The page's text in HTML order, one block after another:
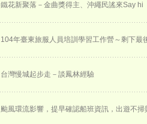
鐵花新聚落－金曲獎得主、沖繩民謠來Say hi
104年臺東旅服人員培訓學習工作營～剩下最
台灣慢城起步走－談鳳林經驗
颱風環流影響，提早確認船班資訊，出遊不掃